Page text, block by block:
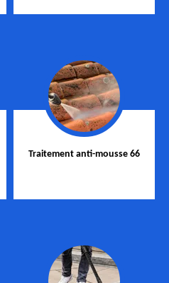
Traitement anti-mousse 66